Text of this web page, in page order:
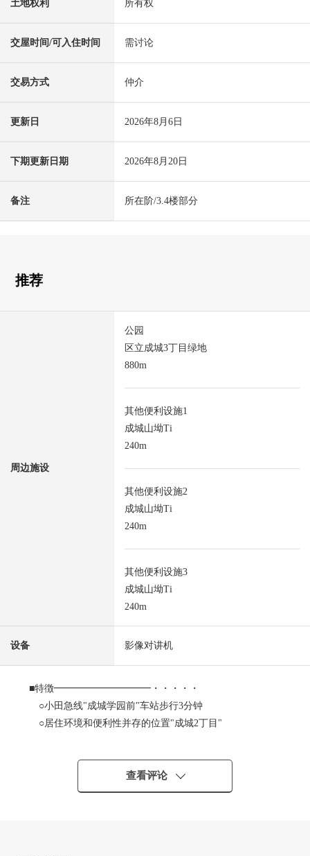
土地权利 所有权
交屋时间/可入住时间 需讨论
交易方式 仲介
更新日 2026年8月6日
下期更新日期 2026年8月20日
备注 所在阶/3.4楼部分
推荐
周边施设
公园
区立成城3丁目绿地
880m
其他便利设施1
成城山坳Ti
240m
其他便利设施2
成城山坳Ti
240m
其他便利设施3
成城山坳Ti
240m
设备 影像对讲机
■特徴━━━━━━━━━━・・・・・
○小田急线"成城学园前"车站步行3分钟
○居住环境和便利性并存的位置"成城2丁目"
○3/4楼部分3LD、K+阳台(2个地方)
○式样、设备
查看评论